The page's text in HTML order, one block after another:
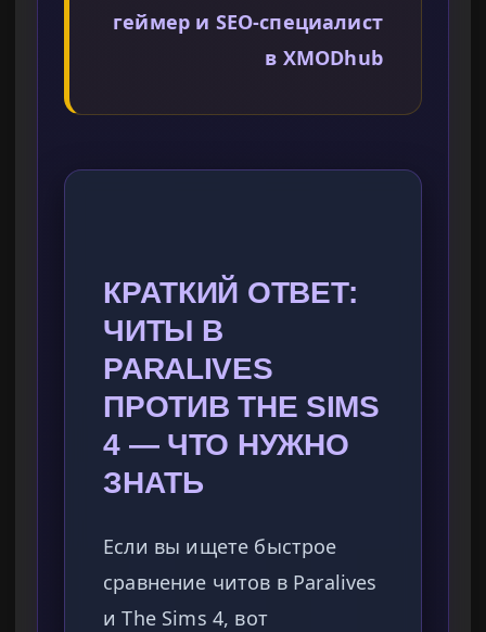
геймер и SEO-специалист
в XMODhub
КРАТКИЙ ОТВЕТ:
ЧИТЫ В
PARALIVES
ПРОТИВ THE SIMS
4 — ЧТО НУЖНО
ЗНАТЬ
Если вы ищете быстрое
сравнение читов в Paralives
и The Sims 4, вот